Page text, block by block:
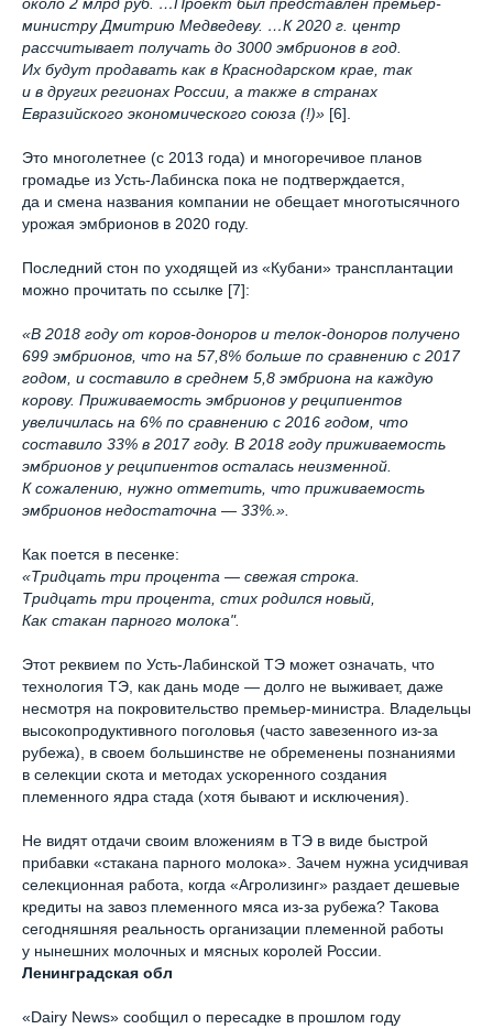
министру Дмитрию Медведеву. …К 2020 г. центр
рассчитывает получать до 3000 эмбрионов в год.
Их будут продавать как в Краснодарском крае, так
и в других регионах России, а также в странах
Евразийского экономического союза (!)» [6].
Это многолетнее (с 2013 года) и многоречивое планов
громадье из Усть-Лабинска пока не подтверждается,
да и смена названия компании не обещает многотысячного
урожая эмбрионов в 2020 году.
Последний стон по уходящей из «Кубани» трансплантации
можно прочитать по ссылке [7]:
«В 2018 году от коров-доноров и телок-доноров получено
699 эмбрионов, что на 57,8% больше по сравнению с 2017
годом, и составило в среднем 5,8 эмбриона на каждую
корову. Приживаемость эмбрионов у реципиентов
увеличилась на 6% по сравнению с 2016 годом, что
составило 33% в 2017 году. В 2018 году приживаемость
эмбрионов у реципиентов осталась неизменной.
К сожалению, нужно отметить, что приживаемость
эмбрионов недостаточна — 33%.».
Как поется в песенке:
«Тридцать три процента — свежая строка.
Тридцать три процента, стих родился новый,
Как стакан парного молока".
Этот реквием по Усть-Лабинской ТЭ может означать, что
технология ТЭ, как дань моде — долго не выживает, даже
несмотря на покровительство премьер-министра. Владельцы
высокопродуктивного поголовья (часто завезенного из-за
рубежа), в своем большинстве не обременены познаниями
в селекции скота и методах ускоренного создания
племенного ядра стада (хотя бывают и исключения).
Не видят отдачи своим вложениям в ТЭ в виде быстрой
прибавки «стакана парного молока». Зачем нужна усидчивая
селекционная работа, когда «Агролизинг» раздает дешевые
кредиты на завоз племенного мяса из-за рубежа? Такова
сегодняшняя реальность организации племенной работы
у нынешних молочных и мясных королей России.
Ленинградская обл
«Dairy News» сообщил о пересадке в прошлом году